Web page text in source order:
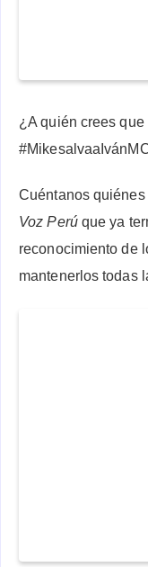
¿A quién crees
Cuéntanos
Voz Perú que ya
reconocimiento de
mantenerlos todas